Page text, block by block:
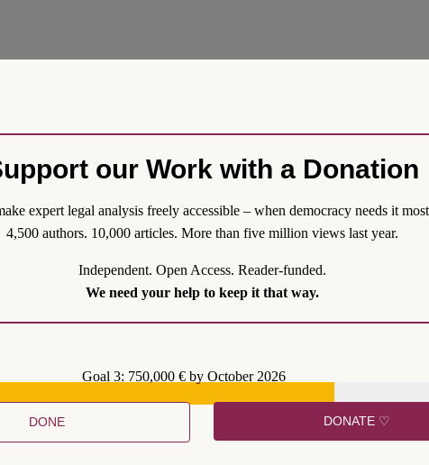
einem planetaren Grundgesetz
Diskussion zur Begrünung des Grundgesetzes entbrannt. Die
nicht unter den Reformvorschlägen. Die explizite Einführung einer
our Work with a Donation
expert legal analysis freely accessible – when democracy needs it
4,500 authors. 10,000 articles. More than five million views last year.
Independent. Open Access. Reader-funded.
We need your help to keep it that way.
Goal 3: 750,000 € by October 2026
DONE DONATE ♡